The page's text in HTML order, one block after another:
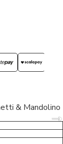
& Mandolino
5/5
5/5
5/5